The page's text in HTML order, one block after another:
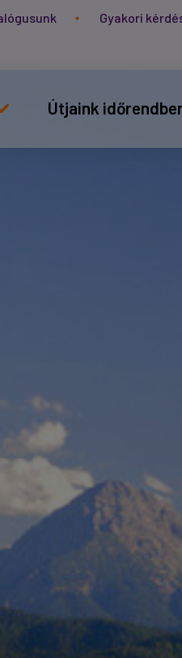
Gyakori
Útjaink